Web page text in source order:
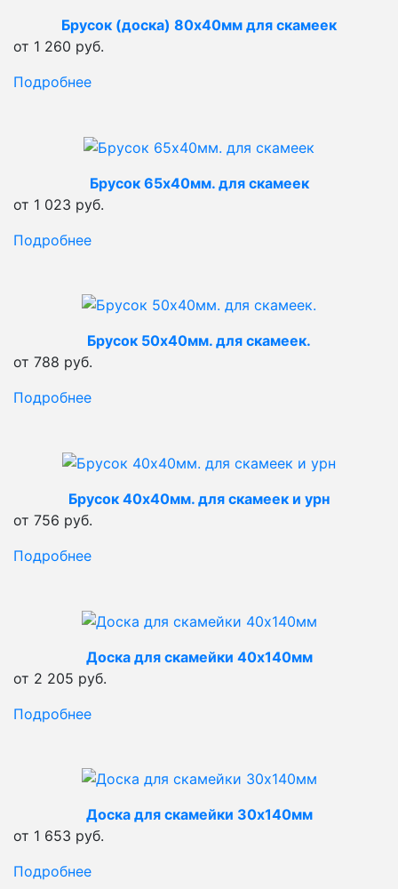
Брусок (доска) 80х40мм для скамеек
от 1 260 руб.
Подробнее
Брусок 65х40мм. для скамеек
от 1 023 руб.
Подробнее
Брусок 50х40мм. для скамеек.
от 788 руб.
Подробнее
Брусок 40х40мм. для скамеек и урн
от 756 руб.
Подробнее
Доска для скамейки 40х140мм
от 2 205 руб.
Подробнее
Доска для скамейки 30х140мм
от 1 653 руб.
Подробнее